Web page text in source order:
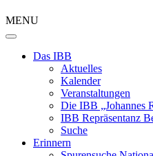
MENU
Das IBB
Aktuelles
Kalender
Veranstaltungen
Die IBB „Johannes
IBB Repräsentanz
Suche
Erinnern